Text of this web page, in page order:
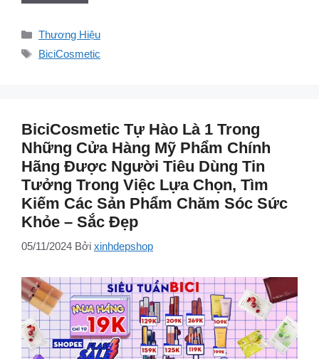
Danh
mục
Thương Hiệu
Thẻ
BiciCosmetic
BiciCosmetic Tự Hào Là 1 Trong
Những Cửa Hàng Mỹ Phẩm Chính
Hãng Được Người Tiêu Dùng Tin
Tưởng Trong Việc Lựa Chọn, Tìm
Kiếm Các Sản Phẩm Chăm Sóc Sức
Khỏe – Sắc Đẹp
05/11/2024 Bởi xinhdepshop